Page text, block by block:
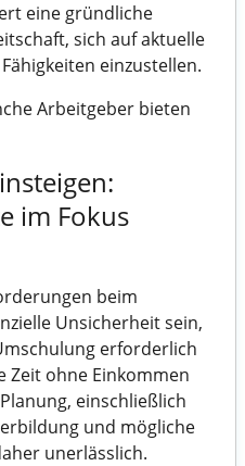
eine gründliche
sich auf aktuelle
einzustellen.
Arbeitgeber bieten
im Fokus
beim
Unsicherheit sein,
erforderlich
Zeit ohne Einkommen
einschließlich
und mögliche
unerlässlich.